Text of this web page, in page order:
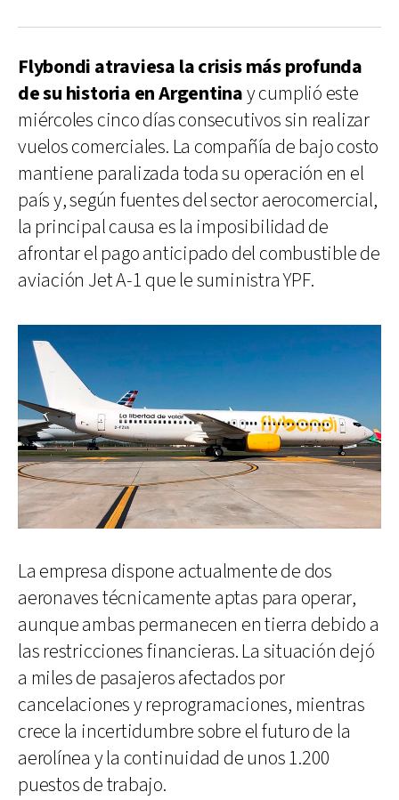
Flybondi atraviesa la crisis más profunda
de su historia en Argentinay cumplió este
miércoles cinco días consecutivos sin realizar
vuelos comerciales. La compañía de bajo costo
mantiene paralizada toda su operación en el
país y, según fuentes del sector aerocomercial,
la principal causa es la imposibilidad de
afrontar el pago anticipado del combustible de
aviación Jet A-1 que le suministra YPF.
La empresa dispone actualmente de dos
aeronaves técnicamente aptas para operar,
aunque ambas permanecen en tierra debido a
las restricciones financieras. La situación dejó
a miles de pasajeros afectados por
cancelaciones y reprogramaciones, mientras
crece la incertidumbre sobre el futuro de la
aerolínea y la continuidad de unos 1.200
puestos de trabajo.